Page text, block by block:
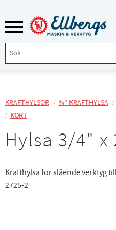
Meny
KRAFTHYLSOR ¾" KRAFTHYLSA
KORT
Hylsa 3/4" x
Krafthylsa för slående verktyg
2725-2